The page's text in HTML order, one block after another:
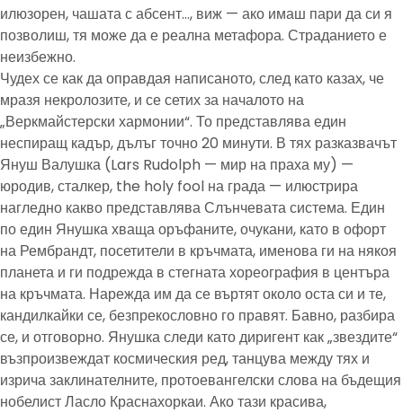
илюзорен, чашата с абсент…, виж — ако имаш пари да си я
позволиш, тя може да е реална метафора. Страданието е
неизбежно.
Чудех се как да оправдая написаното, след като казах, че
мразя некролозите, и се сетих за началото на
„Веркмайстерски хармонии“. То представлява един
неспиращ кадър, дълъг точно 20 минути. В тях разказвачът
Януш Валушка (Lars Rudolph — мир на праха му) —
юродив, сталкер, the holy fool на града — илюстрира
нагледно какво представлява Слънчевата система. Един
по един Янушка хваща оръфаните, очукани, като в офорт
на Рембрандт, посетители в кръчмата, именова ги на някоя
планета и ги подрежда в стегната хореография в центъра
на кръчмата. Нарежда им да се въртят около оста си и те,
кандилкайки се, безпрекословно го правят. Бавно, разбира
се, и отговорно. Янушка следи като диригент как „звездите“
възпроизвеждат космическия ред, танцува между тях и
изрича заклинателните, протоевангелски слова на бъдещия
нобелист Ласло Краснахоркаи. Ако тази красива,